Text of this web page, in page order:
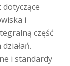
dotyczące
i
część
i standardy